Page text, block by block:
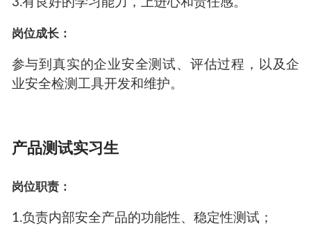
岗位成长：
参与到真实的企业安全测试、评估过程，以及企
业安全检测工具开发和维护。
产品测试实习生
岗位职责：
1.负责内部安全产品的功能性、稳定性测试；